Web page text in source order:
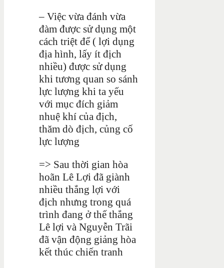
– Việc vừa đánh vừa
đàm được sử dụng một
cách triệt để ( lợi dụng
địa hình, lấy ít địch
nhiều) được sử dụng
khi tương quan so sánh
lực lượng khi ta yếu
với mục đích giảm
nhuệ khí của địch,
thăm dò địch, củng cố
lực lượng
=> Sau thời gian hòa
hoãn Lê Lợi đã giành
nhiều thắng lợi với
địch nhưng trong quá
trình đang ở thế thắng
Lê lợi và Nguyễn Trãi
đã vận động giảng hòa
kết thúc chiến tranh